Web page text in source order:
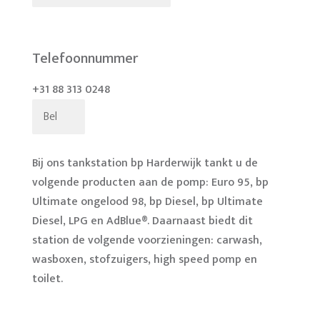
Telefoonnummer
+31 88 313 0248
Bel
Bij ons tankstation bp Harderwijk tankt u de
volgende producten aan de pomp: Euro 95, bp
Ultimate ongelood 98, bp Diesel, bp Ultimate
Diesel, LPG en AdBlue®. Daarnaast biedt dit
station de volgende voorzieningen: carwash,
wasboxen, stofzuigers, high speed pomp en
toilet.